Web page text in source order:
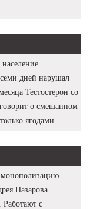
дней нарушал
Тестостерон со
о смешанном
ягодами.
монополизацию
Назарова
с